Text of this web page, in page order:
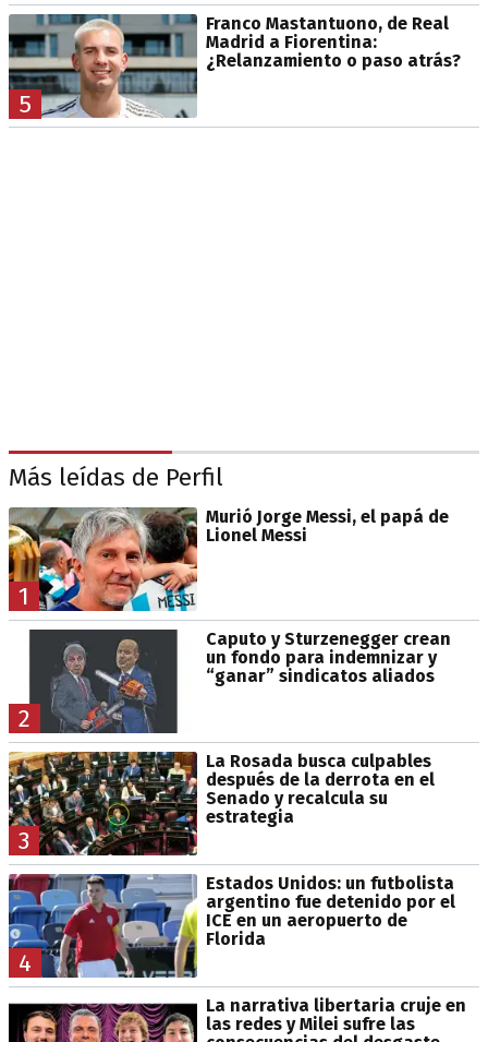
5
Franco Mastantuono, de Real
Madrid a Fiorentina:
¿Relanzamiento o paso atrás?
Más leídas de Perfil
1
Murió Jorge Messi, el papá de
Lionel Messi
2
Caputo y Sturzenegger crean
un fondo para indemnizar y
“ganar” sindicatos aliados
3
La Rosada busca culpables
después de la derrota en el
Senado y recalcula su
estrategia
4
Estados Unidos: un futbolista
argentino fue detenido por el
ICE en un aeropuerto de
Florida
La narrativa libertaria cruje en
las redes y Milei sufre las